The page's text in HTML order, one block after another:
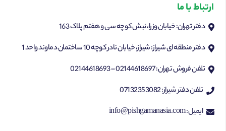
ارتباط با ما
دفتر تهران: خیابان وزرا، نبش کوچه سی و هفتم پلاک 163
دفتر منطقه ای شیراز: شیراز، خیابان نادر کوچه 10 ساختمان دماوند واحد 1
تلفن فروش تهران: 02144618697 – 02144618693
تلفن دفتر شیراز: 07132353082
ایمیل: info@pishgamanasia.com